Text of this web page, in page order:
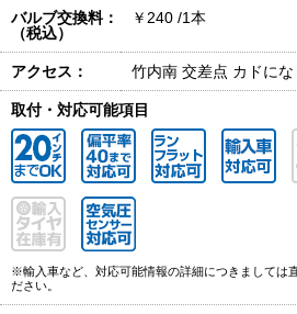
バルブ交換料：
（税込）
￥240 /1本
アクセス： 竹内南 交差点 カドにな
取付・対応可能項目
※輸入車など、対応可能情報の詳細につきましては
ださい。